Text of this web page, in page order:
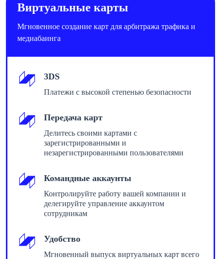
Виртуальные карты
Мгновенное создание карт для арбитража трафика и
медиабаинга
3DS
Платежи с высокой степенью безопасности
Передача карт
Делитесь своими картами с
зарегистрированными и
незарегистрированными пользователями
Командные аккаунты
Контролируйте работу вашей компании и
делегируйте управление аккаунтом
сотрудникам
Удобство
Мгновенный выпуск виртуальных карт всего